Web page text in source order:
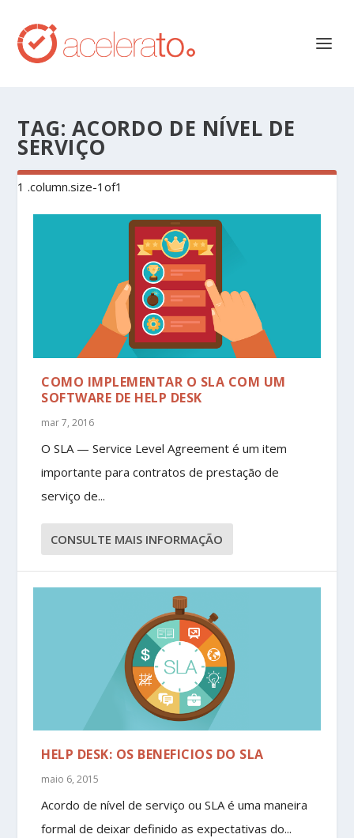
TAG: ACORDO DE NÍVEL DE
SERVIÇO
COMO IMPLEMENTAR O SLA COM UM
SOFTWARE DE HELP DESK
mar 7, 2016
O SLA — Service Level Agreement é um item
importante para contratos de prestação de
serviço de...
CONSULTE MAIS INFORMAÇÃO
HELP DESK: OS BENEFICIOS DO SLA
maio 6, 2015
Acordo de nível de serviço ou SLA é uma maneira
formal de deixar definido as expectativas do...